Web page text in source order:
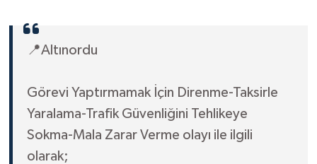
📍Altınordu
Görevi Yaptırmamak İçin Direnme-Taksirle
Yaralama-Trafik Güvenliğini Tehlikeye
Sokma-Mala Zarar Verme olayı ile ilgili
olarak;